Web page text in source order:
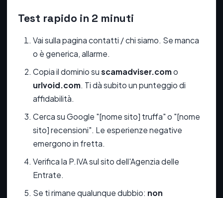
Test rapido in 2 minuti
Vai sulla pagina contatti / chi siamo. Se manca
o è generica, allarme.
Copia il dominio su scamadviser.como
urlvoid.com. Ti dà subito un punteggio di
affidabilità.
Cerca su Google "[nome sito] truffa" o "[nome
sito] recensioni". Le esperienze negative
emergono in fretta.
Verifica la P.IVA sul sito dell'Agenzia delle
Entrate.
Se ti rimane qualunque dubbio: non